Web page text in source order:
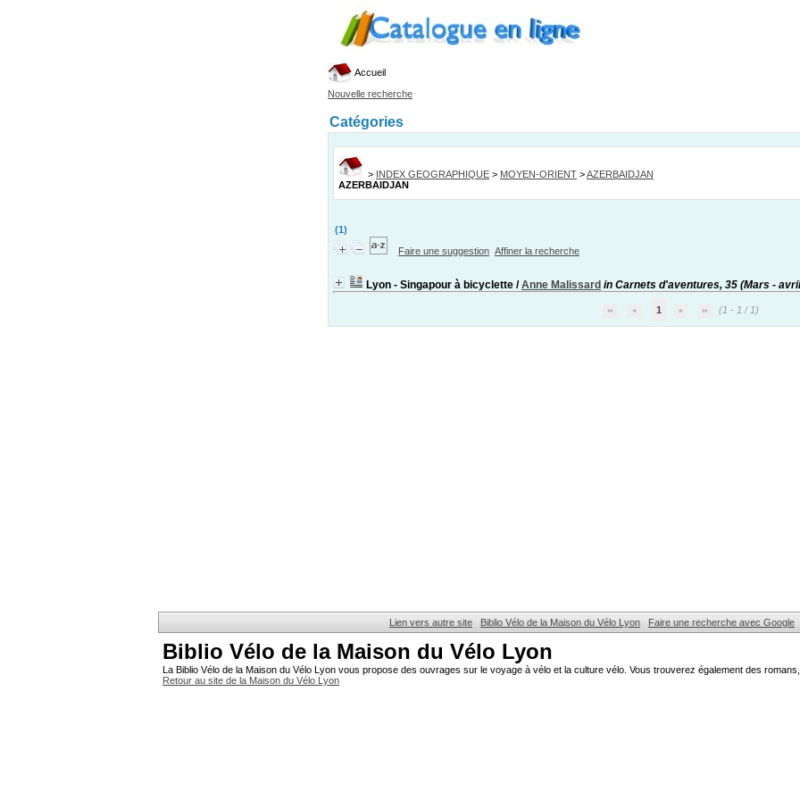
Accueil
Nouvelle recherche
Catégories
> INDEX GEOGRAPHIQUE > MOYEN-ORIENT >AZERBAIDJAN
AZERBAIDJAN
(1)
Faire une suggestion Affiner la recherche
Lyon - Singapour à bicyclette /Anne Malissard in Carnets d'aventures, 35 (Mars -
1 (1 - 1 / 1)
Lien vers autre site Biblio Vélo de la Maison du Vélo Lyon Faire une recherche avec Google
Biblio Vélo de la Maison du Vélo Lyon
La Biblio Vélo de la Maison du Vélo Lyon vous propose des ouvrages sur le voyage à vélo et la culture vélo. Vous trouverez également des
Retour au site de la Maison du Vélo Lyon